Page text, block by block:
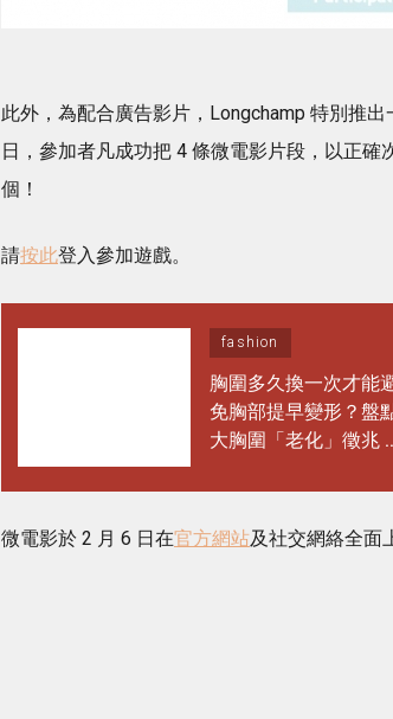
此外，為配合廣告影片，Longchamp 特別推
日，參加者凡成功把 4 條微電影片段，以正
個！
請按此登入參加遊戲。
fashion
胸圍多久換一次才能
免胸部提早變形？盤
大胸圍「老化」徵兆
半年！
微電影於 2 月 6 日在官方網站及社交網絡全面